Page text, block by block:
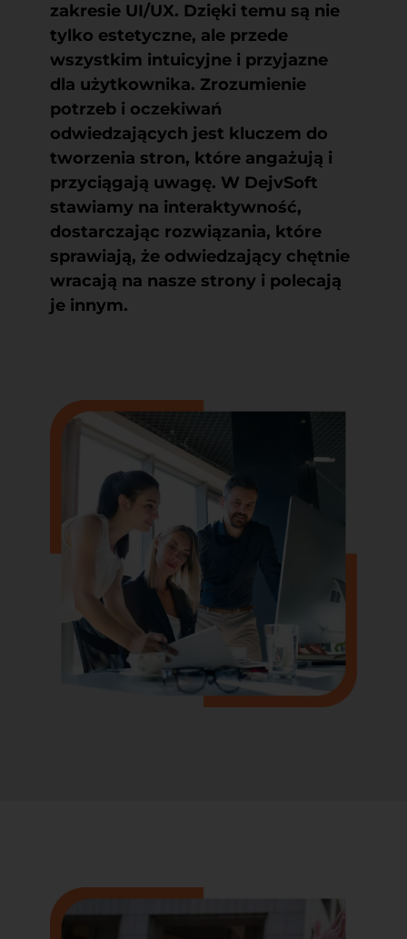
zakresie UI/UX. Dzięki temu są nie
tylko estetyczne, ale przede
wszystkim intuicyjne i przyjazne
dla użytkownika. Zrozumienie
potrzeb i oczekiwań
odwiedzających jest kluczem do
tworzenia stron, które angażują i
przyciągają uwagę. W DejvSoft
stawiamy na interaktywność,
dostarczając rozwiązania, które
sprawiają, że odwiedzający chętnie
wracają na nasze strony i polecają
je innym.